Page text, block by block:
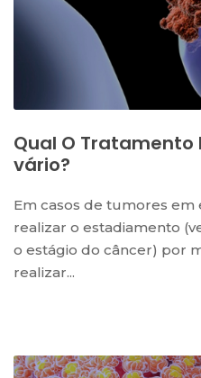
Qual O Tratamento
Vário?
Em casos de tumores em
realizar o estadiamento
o estágio do câncer) por
realizar...